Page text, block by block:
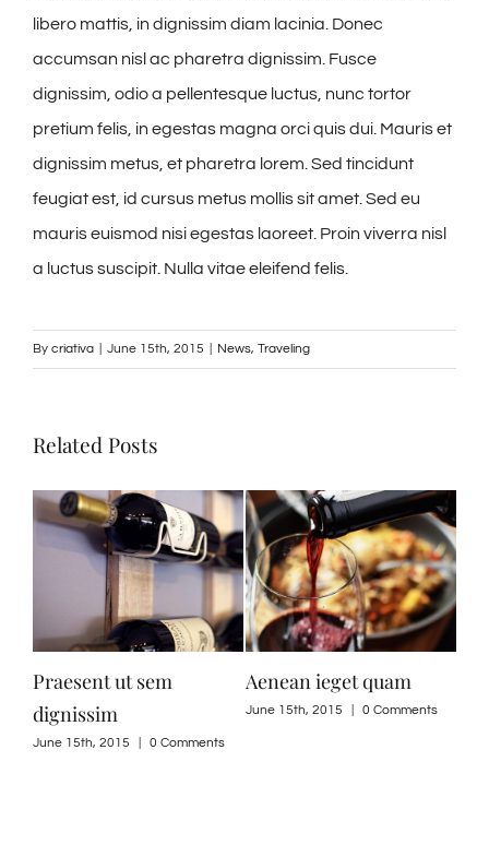
libero mattis, in dignissim diam lacinia. Donec
accumsan nisl ac pharetra dignissim. Fusce
dignissim, odio a pellentesque luctus, nunc tortor
pretium felis, in egestas magna orci quis dui. Mauris et
dignissim metus, et pharetra lorem. Sed tincidunt
feugiat est, id cursus metus mollis sit amet. Sed eu
mauris euismod nisi egestas laoreet. Proin viverra nisl
a luctus suscipit. Nulla vitae eleifend felis.
By criativa June 15th, 2015 News, Traveling
Related Posts
Praesent ut sem
dignissim
June 15th, 2015 0 Comments
Aenean ieget quam
June 15th, 2015 0 Comments